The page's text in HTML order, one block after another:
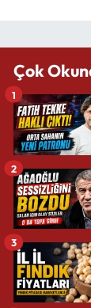
Çok
1
2
3